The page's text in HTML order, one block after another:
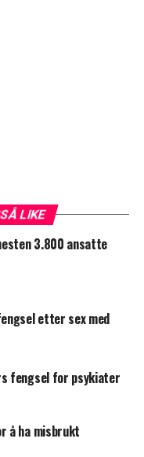
LIKE
3.800 ansatte
etter sex med
fengsel for psykiater
å ha misbrukt